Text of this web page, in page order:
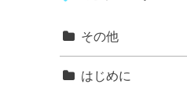
その他
はじめに